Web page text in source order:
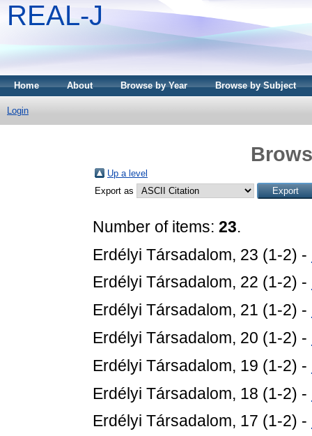
REAL-J
Home About Browse by Year Browse by Subject
Login
Up a level
Export as
Number of items: 23.
Erdélyi Társadalom, 23 (1-2) -
Erdélyi Társadalom, 22 (1-2) -
Erdélyi Társadalom, 21 (1-2) -
Erdélyi Társadalom, 20 (1-2) -
Erdélyi Társadalom, 19 (1-2) -
Erdélyi Társadalom, 18 (1-2) -
Erdélyi Társadalom, 17 (1-2) -